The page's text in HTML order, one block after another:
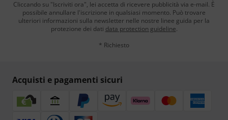
Cliccando su "Iscriviti ora", lei accetta di ricevere pubblicità via e-mail. È
possibile annullare l'iscrizione in qualsiasi momento. Può trovare
ulteriori informazioni sulla newsletter nelle nostre linee guida per la
protezione dei dati data protection guideline.
* Richiesto
Acquisti e pagamenti sicuri